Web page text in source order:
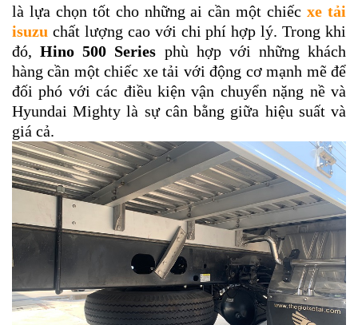
là lựa chọn tốt cho những ai cần một chiếcxe tải
isuzu chất lượng cao với chi phí hợp lý. Trong khi
đó,Hino 500 Series phù hợp với những khách
hàng cần một chiếc xe tải với động cơ mạnh mẽ để
đối phó với các điều kiện vận chuyển nặng nề và
Hyundai Mighty là sự cân bằng giữa hiệu suất và
giá cả.